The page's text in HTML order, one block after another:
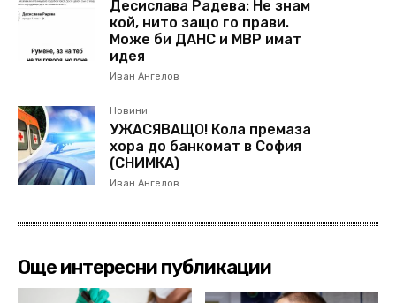
Десислава Радева: Не знам
кой, нито защо го прави.
Може би ДАНС и МВР имат
идея
Иван Ангелов
Новини
УЖАСЯВАЩО! Кола премаза
хора до банкомат в София
(СНИМКА)
Иван Ангелов
Още интересни публикации